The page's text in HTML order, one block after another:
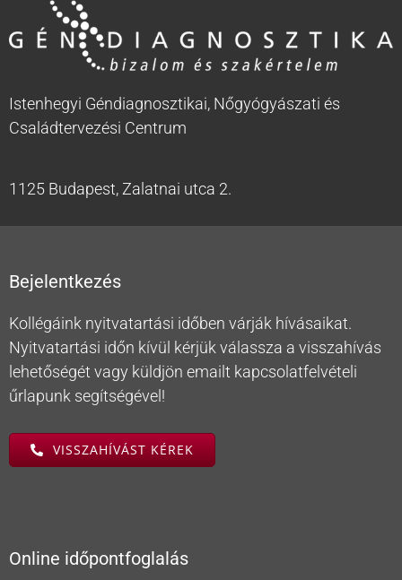
Istenhegyi Géndiagnosztikai, Nőgyógyászati és
Családtervezési Centrum
1125 Budapest, Zalatnai utca 2.
Bejelentkezés
Kollégáink nyitvatartási időben várják hívásaikat.
Nyitvatartási időn kívül kérjük válassza a visszahívás
lehetőségét vagy küldjön emailt kapcsolatfelvételi
űrlapunk segítségével!
VISSZAHÍVÁST KÉREK
Online időpontfoglalás